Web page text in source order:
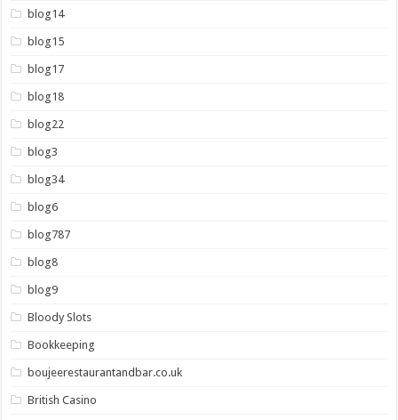
blog14
blog15
blog17
blog18
blog22
blog3
blog34
blog6
blog787
blog8
blog9
Bloody Slots
Bookkeeping
boujeerestaurantandbar.co.uk
British Casino